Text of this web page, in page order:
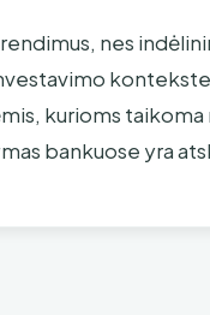
nes
kontekste
kurioms
bankuose yra